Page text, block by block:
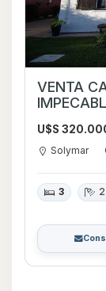
VENTA
PISCINA
SOLYMAR
U$S
Solymar
3 2